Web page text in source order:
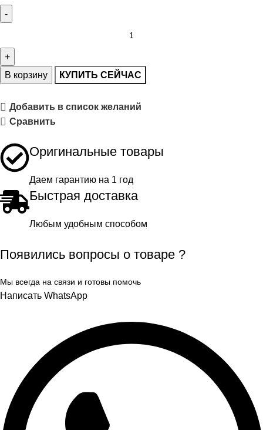
В корзину КУПИТЬ СЕЙЧАС
Добавить в список желаний
Сравнить
Оригинальные товары
Даем гарантию на 1 год
Быстрая доставка
Любым удобным способом
Появились вопросы о товаре ?
Мы всегда на связи и готовы помочь
Написать WhatsApp